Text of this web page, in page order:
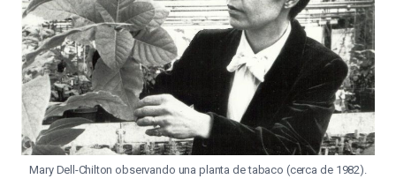
Mary Dell-Chilton observando una planta de tabaco (cerca de 1982).